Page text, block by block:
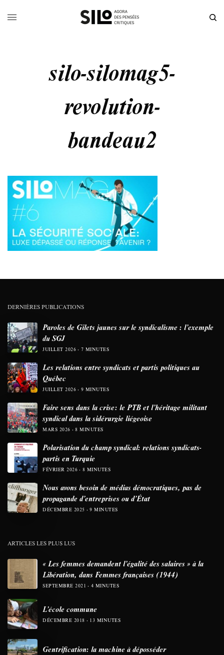
silo-silomag5-
revolution-
bandeau2
DERNIÈRES PUBLICATIONS
Paroles de Gilets jaunes sur le syndicalisme : l’exemple
du SGJ
JUILLET 2026 7 MINUTES
Les relations entre syndicats et partis politiques au
Québec
JUILLET 2026 9 MINUTES
Faire sens dans la crise: le PTB et l’héritage militant
syndical dans la sidérurgie liégeoise
MARS 2026 8 MINUTES
Polarisation du champ syndical: relations syndicats-
partis en Turquie
FÉVRIER 2026 8 MINUTES
Nous avons besoin de médias démocratiques, pas de
propagande d’entreprises ou d’État
DÉCEMBRE 2025 9 MINUTES
ARTICLES LES PLUS LUS
« Les femmes demandent l’égalité des salaires » à la
Libération, dans Femmes françaises (1944)
SEPTEMBRE 2021 4 MINUTES
L’école commune
DÉCEMBRE 2018 13 MINUTES
Gentrification: la machine à déposséder